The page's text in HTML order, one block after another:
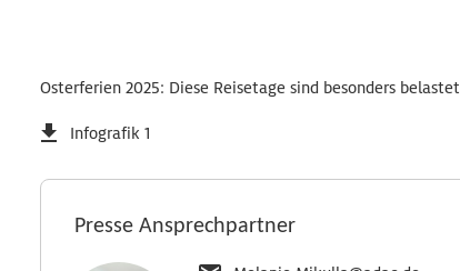
Osterferien 2025: Diese Reisetage sind besonders belastet
Infografik 1
Presse Ansprechpartner